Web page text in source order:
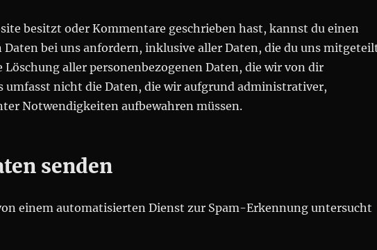
besitzt oder Kommentare geschrieben hast, kannst du einen
bei uns anfordern, inklusive aller Daten, die du uns
aller personenbezogenen Daten, die wir von dir
umfasst nicht die Daten, die wir aufgrund administrativer,
Notwendigkeiten aufbewahren müssen.
senden
einem automatisierten Dienst zur Spam-Erkennung untersucht